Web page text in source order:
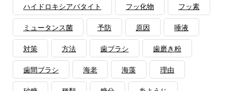
ハイドロキシアパタイト フッ化物 フッ素
ミュータンス菌 予防 原因 唾液
対策 方法 歯ブラシ 歯磨き粉
歯間ブラシ 海老 海藻 理由